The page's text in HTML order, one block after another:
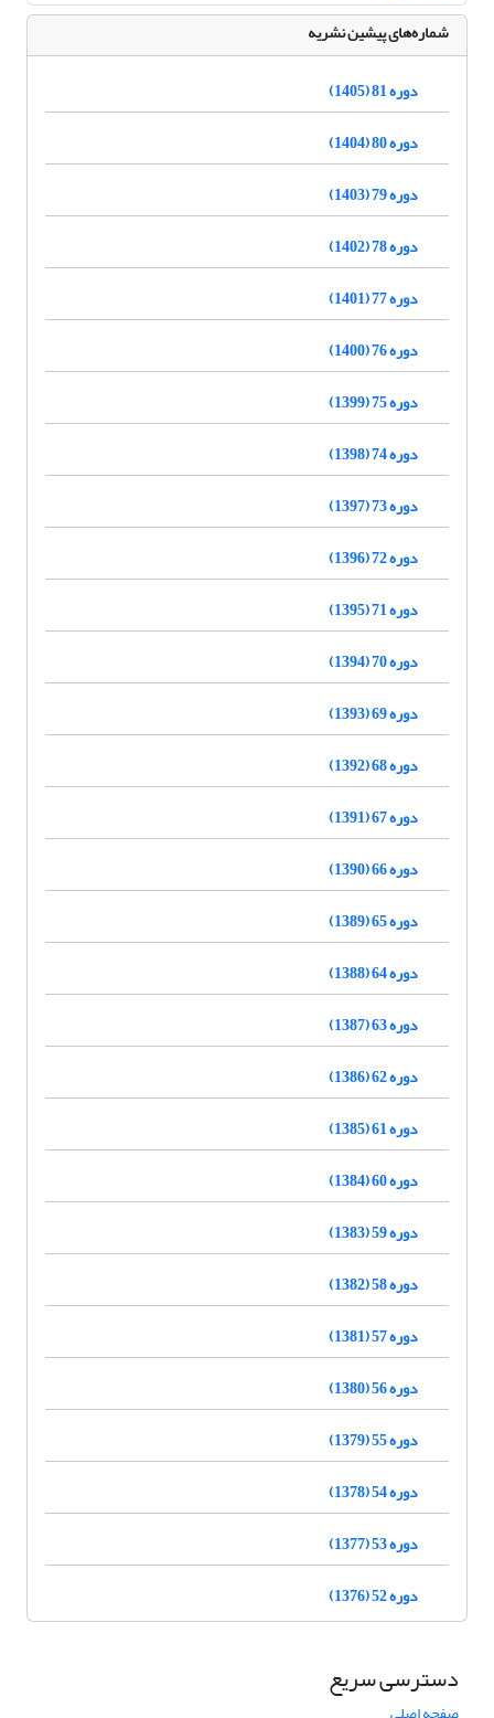
شماره‌های پیشین نشریه
دوره 81 (1405)
دوره 80 (1404)
دوره 79 (1403)
دوره 78 (1402)
دوره 77 (1401)
دوره 76 (1400)
دوره 75 (1399)
دوره 74 (1398)
دوره 73 (1397)
دوره 72 (1396)
دوره 71 (1395)
دوره 70 (1394)
دوره 69 (1393)
دوره 68 (1392)
دوره 67 (1391)
دوره 66 (1390)
دوره 65 (1389)
دوره 64 (1388)
دوره 63 (1387)
دوره 62 (1386)
دوره 61 (1385)
دوره 60 (1384)
دوره 59 (1383)
دوره 58 (1382)
دوره 57 (1381)
دوره 56 (1380)
دوره 55 (1379)
دوره 54 (1378)
دوره 53 (1377)
دوره 52 (1376)
دسترسی سریع